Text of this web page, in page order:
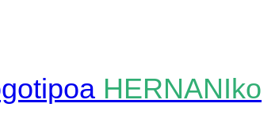
HERNANIko